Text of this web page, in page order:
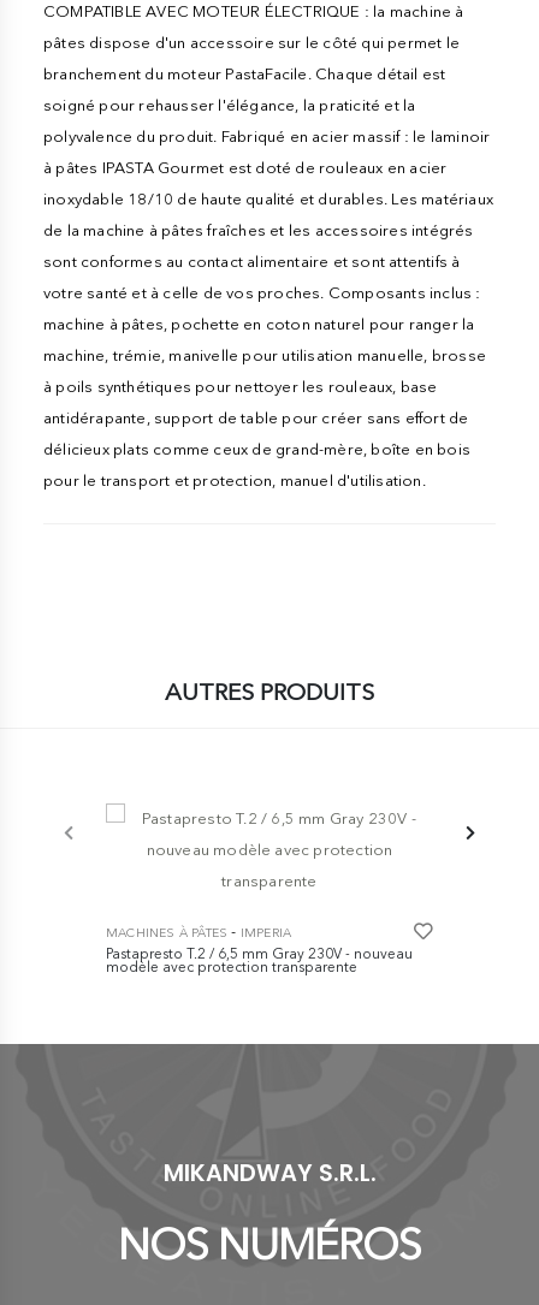
COMPATIBLE AVEC MOTEUR ÉLECTRIQUE : la machine à
pâtes dispose d'un accessoire sur le côté qui permet le
branchement du moteur PastaFacile. Chaque détail est
soigné pour rehausser l'élégance, la praticité et la
polyvalence du produit. Fabriqué en acier massif : le laminoir
à pâtes IPASTA Gourmet est doté de rouleaux en acier
inoxydable 18/10 de haute qualité et durables. Les matériaux
de la machine à pâtes fraîches et les accessoires intégrés
sont conformes au contact alimentaire et sont attentifs à
votre santé et à celle de vos proches. Composants inclus :
machine à pâtes, pochette en coton naturel pour ranger la
machine, trémie, manivelle pour utilisation manuelle, brosse
à poils synthétiques pour nettoyer les rouleaux, base
antidérapante, support de table pour créer sans effort de
délicieux plats comme ceux de grand-mère, boîte en bois
pour le transport et protection, manuel d'utilisation.
AUTRES PRODUITS
MACHINES À PÂTES - IMPERIA
Pastapresto T.2 / 6,5 mm Gray 230V - nouveau
modèle avec protection transparente
MIKANDWAY S.R.L.
NOS NUMÉROS